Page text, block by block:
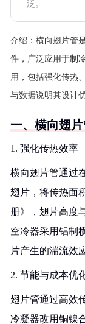
泛。
介绍： 横向翅片管
件，广泛应用于制
用，包括强化传热
与数据说明其设计
一、横向翅
1. 强化传热效率
横向翅片管通过
翅片，将传热面
册》，翅片高度
空冷器采用铝制
片产生的湍流效
2. 节能与成本优
翅片管通过高效
冷凝器改用铜镍